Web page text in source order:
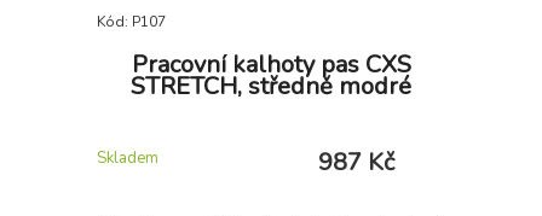
Kód: P107
Pracovní kalhoty pas CXS
STRETCH, středně modré
Skladem 987 Kč